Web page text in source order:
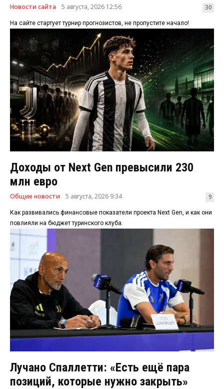
Новости сайта 5 августа, 2026 12:56 30
На сайте стартует турнир прогнозистов, не пропустите начало!
Доходы от Next Gen превысили 230
млн евро
Общие новости 5 августа, 2026 9:34 9
Как развивались финансовые показатели проекта Next Gen, и как они
повлияли на бюджет туринского клуба.
Лучано Спаллетти: «Есть ещё пара
позиций, которые нужно закрыть»